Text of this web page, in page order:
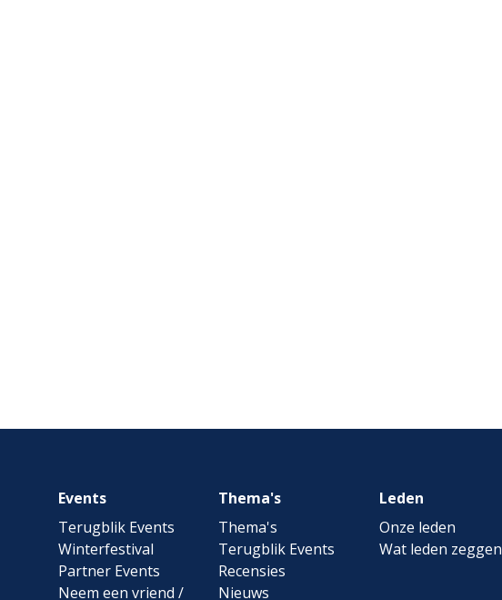
Footer
navigation
Events
Terugblik Events
Winterfestival
Partner Events
Neem een vriend /
Thema's
Thema's
Terugblik Events
Recensies
Nieuws
Leden
Onze leden
Wat leden zeggen